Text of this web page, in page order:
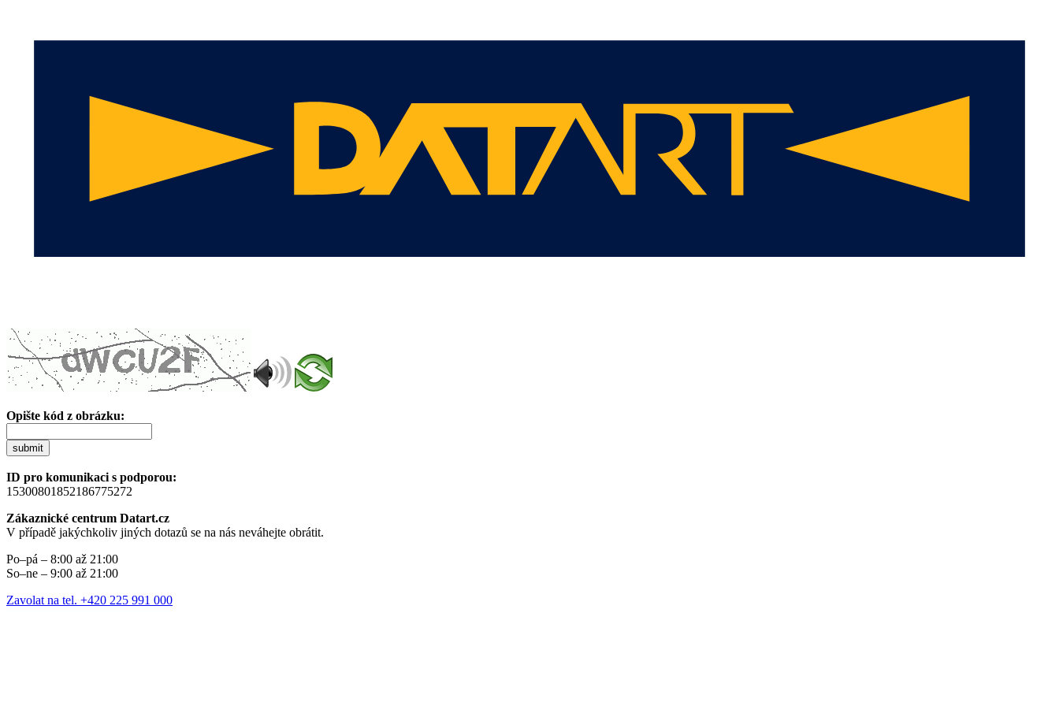
Opište kód z obrázku:
submit
ID pro komunikaci s podporou:
15300801852186775272
Zákaznické centrum Datart.cz
V případě jakýchkoliv jiných dotazů se na nás neváhejte obrátit.
Po–pá – 8:00 až 21:00
So–ne – 9:00 až 21:00
Zavolat na tel. +420 225 991 000